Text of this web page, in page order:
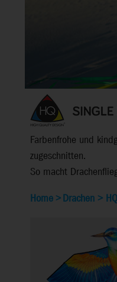
Farbenfrohe und
zugeschnitten.
So macht
Home >Drachen >